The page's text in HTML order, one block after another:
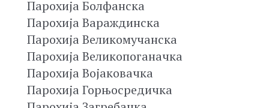
Парохија Болфанска
Парохија Вараждинска
Парохија Великомучанска
Парохија Великопоганачка
Парохија Војаковачка
Парохија Горњосредичка